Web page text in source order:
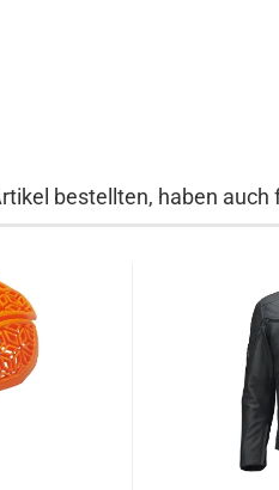
bestellten, haben